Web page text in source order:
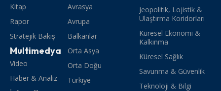
Kitap
Rapor
Stratejik Bakış
Multimedya
Video
Haber & Analiz
Avrasya
Avrupa
Balkanlar
Orta Asya
Orta Doğu
Türkiye
Jeopolitik, Lojistik &
Ulaştırma Koridorları
Küresel Ekonomi &
Kalkınma
Küresel Sağlık
Savunma & Güvenlik
Teknoloji & Bilgi